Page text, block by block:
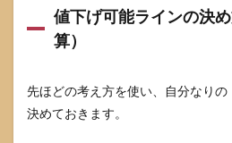
値下げ可能ラインの決
算）
先ほどの考え方を使い、自分なり
決めておきます。